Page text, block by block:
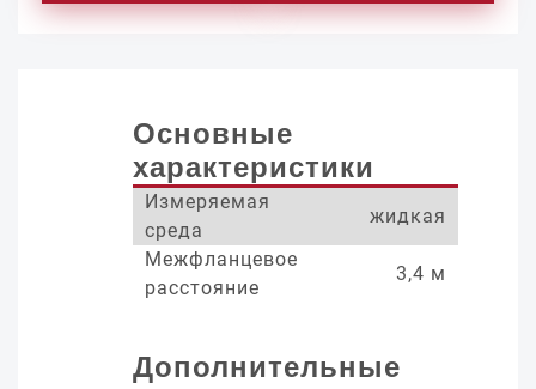
Основные
характеристики
Измеряемая
среда
жидкая
Межфланцевое
расстояние
3,4 м
Дополнительные